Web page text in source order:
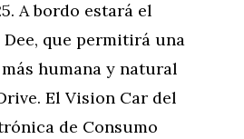
A bordo estará el
que permitirá una
humana y natural
El Vision Car del
de Consumo